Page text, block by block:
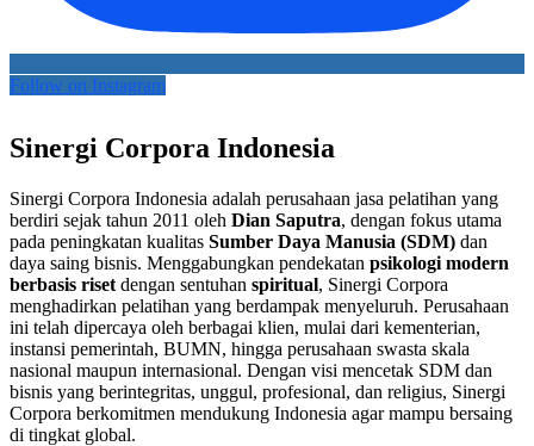
Follow on Instagram
Sinergi Corpora Indonesia
Sinergi Corpora Indonesia adalah perusahaan jasa pelatihan yang
berdiri sejak tahun 2011 oleh Dian Saputra, dengan fokus utama
pada peningkatan kualitas Sumber Daya Manusia (SDM) dan
daya saing bisnis. Menggabungkan pendekatan psikologi modern
berbasis riset dengan sentuhan spiritual, Sinergi Corpora
menghadirkan pelatihan yang berdampak menyeluruh. Perusahaan
ini telah dipercaya oleh berbagai klien, mulai dari kementerian,
instansi pemerintah, BUMN, hingga perusahaan swasta skala
nasional maupun internasional. Dengan visi mencetak SDM dan
bisnis yang berintegritas, unggul, profesional, dan religius, Sinergi
Corpora berkomitmen mendukung Indonesia agar mampu bersaing
di tingkat global.